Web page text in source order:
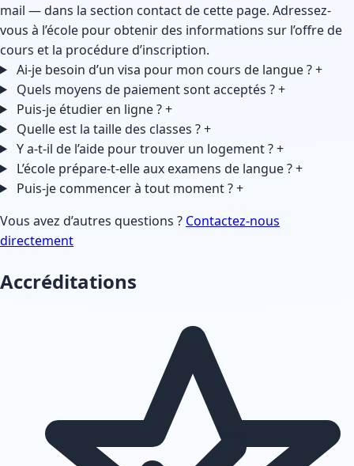
mail — dans la section contact de cette page. Adressez-
vous à l’école pour obtenir des informations sur l’offre de
cours et la procédure d’inscription.
Ai-je besoin d’un visa pour mon cours de langue ?+
Quels moyens de paiement sont acceptés ?+
Puis-je étudier en ligne ?+
Quelle est la taille des classes ?+
Y a-t-il de l’aide pour trouver un logement ?+
L’école prépare-t-elle aux examens de langue ?+
Puis-je commencer à tout moment ?+
Vous avez d’autres questions ? Contactez-nous
directement
Accréditations